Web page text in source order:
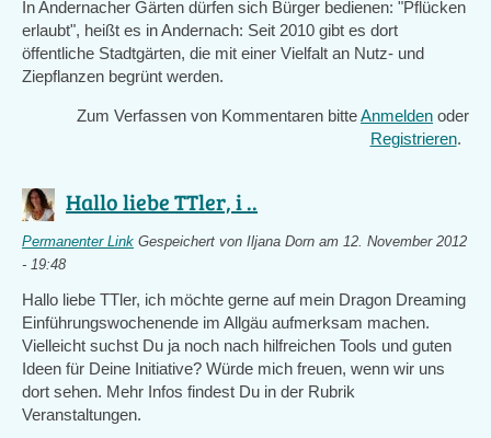
external)
In Andernacher Gärten dürfen sich Bürger bedienen: "Pflücken
erlaubt", heißt es in Andernach: Seit 2010 gibt es dort
öffentliche Stadtgärten, die mit einer Vielfalt an Nutz- und
Ziepflanzen begrünt werden.
Zum Verfassen von Kommentaren bitteAnmelden oder
Registrieren.
Hallo liebe TTler, i ..
Permanenter Link Gespeichert von Iljana Dorn am 12. November 2012
- 19:48
Hallo liebe TTler, ich möchte gerne auf mein Dragon Dreaming
Einführungswochenende im Allgäu aufmerksam machen.
Vielleicht suchst Du ja noch nach hilfreichen Tools und guten
Ideen für Deine Initiative? Würde mich freuen, wenn wir uns
dort sehen. Mehr Infos findest Du in der Rubrik
Veranstaltungen.